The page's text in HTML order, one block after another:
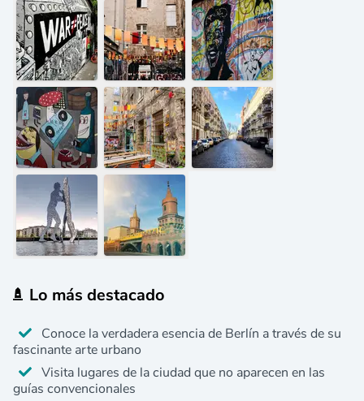
Lo más destacado
Conoce la verdadera esencia de Berlín a través de su
fascinante arte urbano
Visita lugares de la ciudad que no aparecen en las
guías convencionales